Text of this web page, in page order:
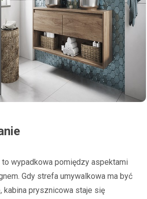
to wypadkowa pomiędzy aspektami
Gdy strefa umywalkowa ma być
kabina prysznicowa staje się